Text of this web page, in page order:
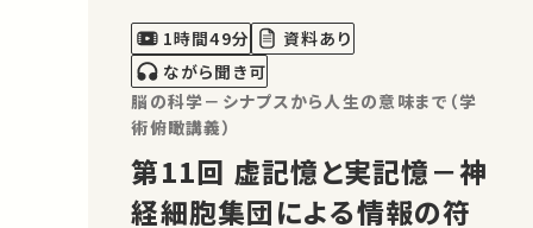
を中心に、社会科学の諸領域が脳科学・
生物学と連携するかたちで、正義を支え
る心…
1時間49分
資料あり
ながら聞き可
脳の科学－シナプスから人生の意味まで（学
術俯瞰講義）
第11回 虚記憶と実記憶－神
経細胞集団による情報の符